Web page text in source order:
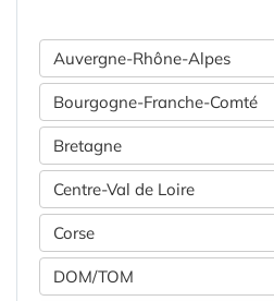
Auvergne-Rhône-Alpes
Bourgogne-Franche-Comté
Bretagne
Centre-Val de Loire
Corse
DOM/TOM